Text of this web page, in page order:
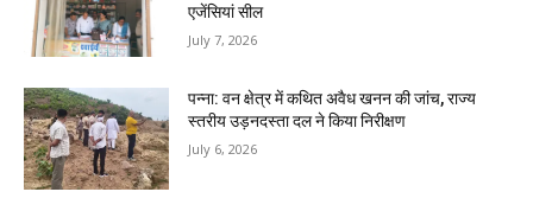
एजेंसियां सील
July 7, 2026
पन्ना: वन क्षेत्र में कथित अवैध खनन की जांच, राज्य
स्तरीय उड़नदस्ता दल ने किया निरीक्षण
July 6, 2026